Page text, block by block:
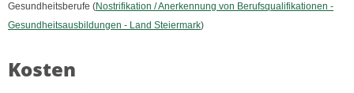
Gesundheitsberufe (Nostrifikation / Anerkennung von Berufsqualifikationen -
Gesundheitsausbildungen - Land Steiermark)
Kosten